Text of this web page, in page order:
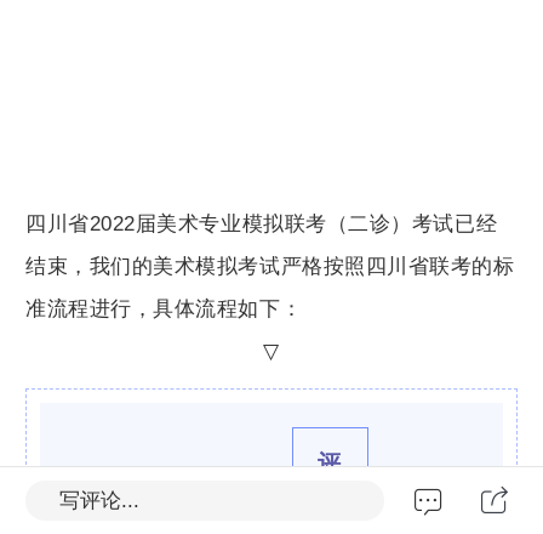
四川省2022届美术专业模拟联考（二诊）考试已经
结束， 我们的美术模拟考试严格按照四川省联考的标
准流程进行，具体流程如下：
▽
评
写评论...